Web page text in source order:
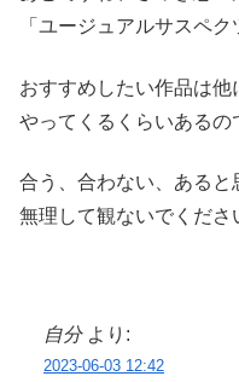
「ユージュアルサスペク
おすすめしたい作品は
やってくるくらいある
合う、合わない、あると
無理して観ないでくださ
自分 より:
2023-06-03 12:42